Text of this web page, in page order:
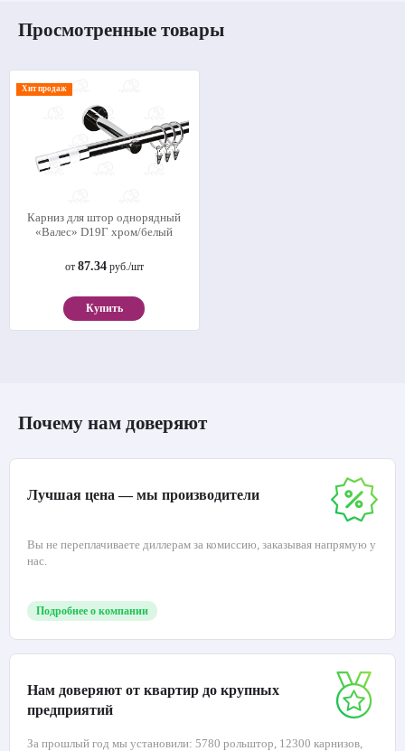
Просмотренные товары
Хит продаж
Карниз для штор однорядный
«Валес» D19Г хром/белый
от 87.34руб./шт
Купить
Почему нам доверяют
Лучшая цена — мы производители
Вы не переплачиваете диллерам за комиссию, заказывая напрямую у
нас.
Подробнее о компании
Нам доверяют от квартир до крупных
предприятий
За прошлый год мы установили: 5780 рольштор, 12300 карнизов,